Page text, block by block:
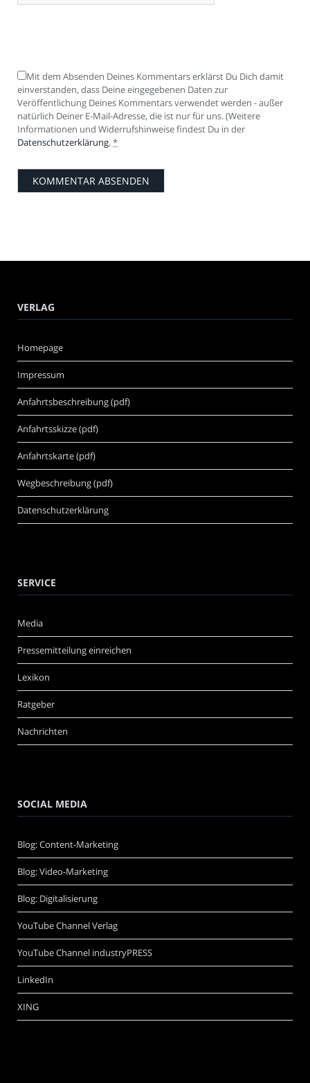
Mit dem Absenden Deines Kommentars erklärst Du Dich damit
einverstanden, dass Deine eingegebenen Daten zur
Veröffentlichung Deines Kommentars verwendet werden - außer
natürlich Deiner E-Mail-Adresse, die ist nur für uns. (Weitere
Informationen und Widerrufshinweise findest Du in der
Datenschutzerklärung.*
VERLAG
Homepage
Impressum
Anfahrtsbeschreibung (pdf)
Anfahrtsskizze (pdf)
Anfahrtskarte (pdf)
Wegbeschreibung (pdf)
Datenschutzerklärung
SERVICE
Media
Pressemitteilung einreichen
Lexikon
Ratgeber
Nachrichten
SOCIAL MEDIA
Blog: Content-Marketing
Blog: Video-Marketing
Blog: Digitalisierung
YouTube Channel Verlag
YouTube Channel industryPRESS
LinkedIn
XING